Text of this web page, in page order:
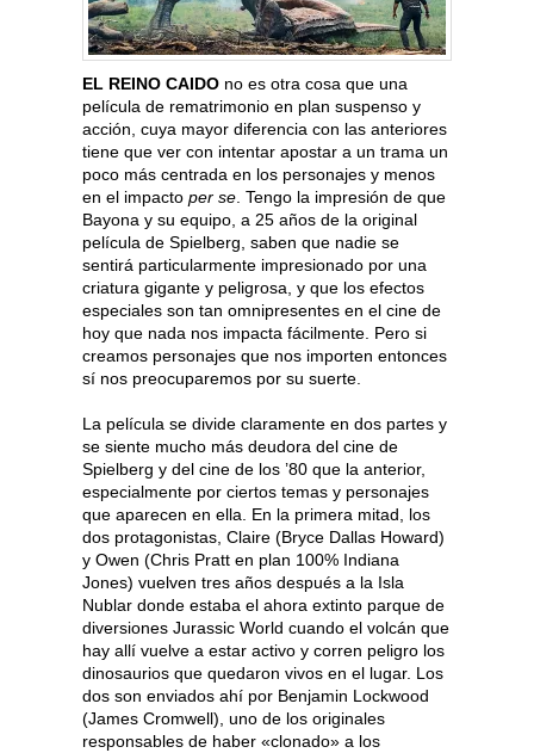
EL REINO CAIDO no es otra cosa que una
película de rematrimonio en plan suspenso y
acción, cuya mayor diferencia con las anteriores
tiene que ver con intentar apostar a un trama un
poco más centrada en los personajes y menos
en el impacto per se. Tengo la impresión de que
Bayona y su equipo, a 25 años de la original
película de Spielberg, saben que nadie se
sentirá particularmente impresionado por una
criatura gigante y peligrosa, y que los efectos
especiales son tan omnipresentes en el cine de
hoy que nada nos impacta fácilmente. Pero si
creamos personajes que nos importen entonces
sí nos preocuparemos por su suerte.
La película se divide claramente en dos partes y
se siente mucho más deudora del cine de
Spielberg y del cine de los ’80 que la anterior,
especialmente por ciertos temas y personajes
que aparecen en ella. En la primera mitad, los
dos protagonistas, Claire (Bryce Dallas Howard)
y Owen (Chris Pratt en plan 100% Indiana
Jones) vuelven tres años después a la Isla
Nublar donde estaba el ahora extinto parque de
diversiones Jurassic World cuando el volcán que
hay allí vuelve a estar activo y corren peligro los
dinosaurios que quedaron vivos en el lugar. Los
dos son enviados ahí por Benjamin Lockwood
(James Cromwell), uno de los originales
responsables de haber «clonado» a los